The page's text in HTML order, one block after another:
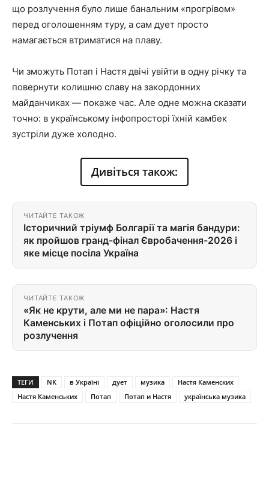
що розлучення було лише банальним «прогрівом»
перед оголошенням туру, а сам дует просто
намагається втриматися на плаву.
Чи зможуть Потап і Настя двічі увійти в одну річку та
повернути колишню славу на закордонних
майданчиках — покаже час. Але одне можна сказати
точно: в українському інфопросторі їхній камбек
зустріли дуже холодно.
Дивіться також:
ЧИТАЙТЕ ТАКОЖ
Історичний тріумф Болгарії та магія бандури:
як пройшов гранд-фінал Євробачення-2026 і
яке місце посіла Україна
ЧИТАЙТЕ ТАКОЖ
«Як не крути, але ми не пара»: Настя
Каменських і Потап офіційно оголосили про
розлучення
ТЕГИ NK в Україні дует музика
Настя Каменских
Настя Каменських
Потап Потап и Настя українська музика